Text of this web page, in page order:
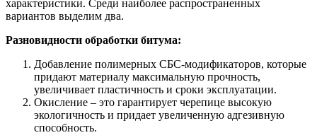
характеристики. Среди наиболее распространенных
вариантов выделим два.
Разновидности обработки битума:
Добавление полимерных СБС-модификаторов, которые
придают материалу максимальную прочность,
увеличивает пластичность и сроки эксплуатации.
Окисление – это гарантирует черепице высокую
экологичность и придает увеличенную адгезивную
способность.